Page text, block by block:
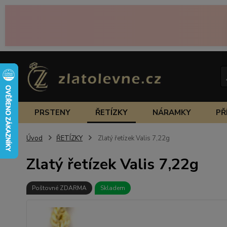
PRSTENY ŘETÍZKY NÁRAMKY
Úvod ŘETÍZKY Zlatý řetízek Valis 7,22g
Zlatý řetízek Valis 7,22g
Poštovné ZDARMA Skladem